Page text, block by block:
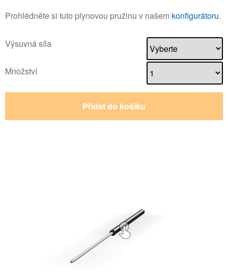
Prohlédněte si tuto plynovou pružinu v našem konfigurátoru.
Výsuvná síla
Množství
Přidat do košíku